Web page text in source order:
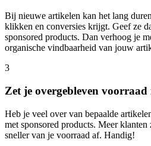
Bij nieuwe artikelen kan het lang
klikken en conversies krijgt. Geef ze
sponsored products. Dan verhoog je
organische vindbaarheid van jouw
3
Zet je overgebleven voorraad
Heb je veel over van bepaalde
met sponsored products. Meer
sneller van je voorraad af. Handig!